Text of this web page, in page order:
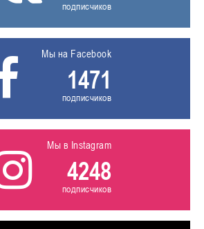
подписчиков
Мы на Facebook
1471
подписчиков
Мы в Instagram
4248
подписчиков